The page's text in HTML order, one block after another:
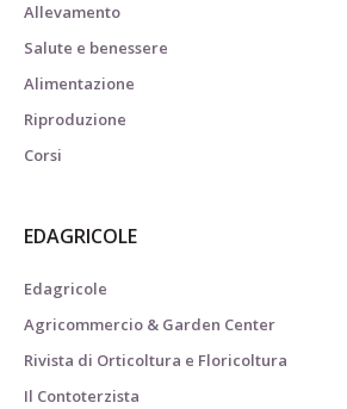
Allevamento
Salute e benessere
Alimentazione
Riproduzione
Corsi
EDAGRICOLE
Edagricole
Agricommercio & Garden Center
Rivista di Orticoltura e Floricoltura
Il Contoterzista